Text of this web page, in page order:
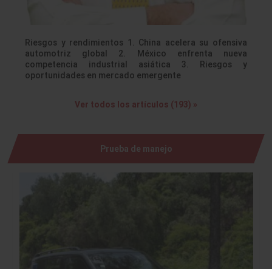
Riesgos y rendimientos 1. China acelera su ofensiva
automotriz global 2. México enfrenta nueva
competencia industrial asiática 3. Riesgos y
oportunidades en mercado emergente
Ver todos los artículos (193) »
Prueba de manejo